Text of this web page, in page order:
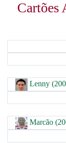
Cartões
Lenny
Marcão